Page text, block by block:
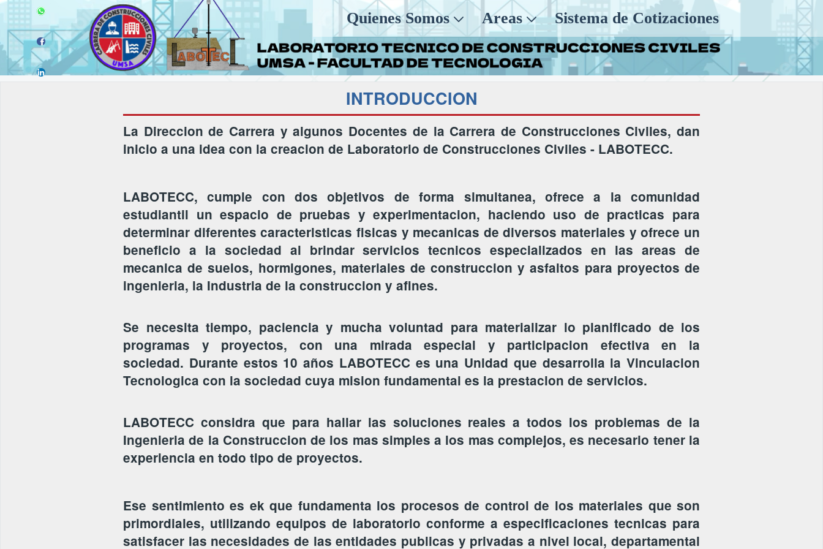
Quienes Somos Areas Sistema de Cotizaciones
INTRODUCCION
La Direccion de Carrera y algunos Docentes de la Carrera de Construcciones Civiles, dan
inicio a una idea con la creacion de Laboratorio de Construcciones Civiles - LABOTECC.
LABOTECC, cumple con dos objetivos de forma simultanea, ofrece a la comunidad
estudiantil un espacio de pruebas y experimentacion, haciendo uso de practicas para
determinar diferentes caracteristicas fisicas y mecanicas de diversos materiales y ofrece un
beneficio a la sociedad al brindar servicios tecnicos especializados en las areas de
mecanica de suelos, hormigones, materiales de construccion y asfaltos para proyectos de
ingenieria, la Industria de la construccion y afines.
Se necesita tiempo, paciencia y mucha voluntad para materializar lo planificado de los
programas y proyectos, con una mirada especial y participacion efectiva en la
sociedad. Durante estos 10 años LABOTECC es una Unidad que desarrolla la Vinculacion
Tecnologica con la sociedad cuya mision fundamental es la prestacion de servicios.
LABOTECC considra que para hallar las soluciones reales a todos los problemas de la
Ingenieria de la Construccion de los mas simples a los mas complejos, es necesario tener la
experiencia en todo tipo de proyectos.
Ese sentimiento es ek que fundamenta los procesos de control de los materiales que son
primordiales, utilizando equipos de laboratorio conforme a especificaciones tecnicas para
satisfacer las necesidades de las entidades publicas y privadas a nivel local, departamental